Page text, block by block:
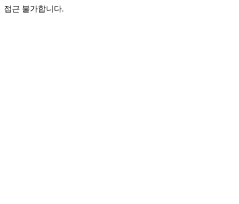
접근 불가합니다.